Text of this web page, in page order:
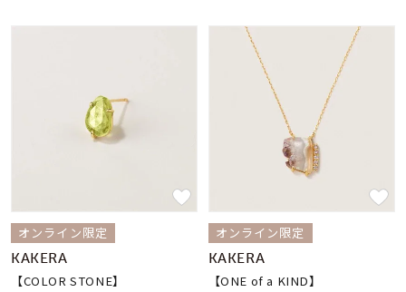
オンライン限定
KAKERA
【COLOR STONE】
オンライン限定
KAKERA
【ONE of a KIND】